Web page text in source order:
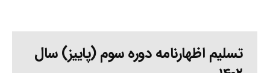
تسلیم اظهارنامه دوره سوم (پاییز) سال